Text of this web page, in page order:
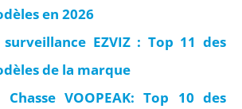
en 2026
surveillance EZVIZ : Top 11 des
de la marque
Chasse VOOPEAK: Top 10 des